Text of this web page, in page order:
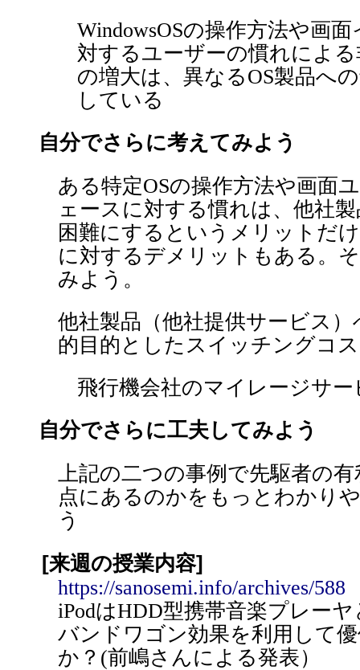
WindowsOSの操作方法や画
対するユーザーの慣れによ
の増大は、異なるOS製品へ
してい
自分でさらに考えてみよう
ある特定OSの操作方法や画面
ェースに対する慣れは、他社
困難にするというメリットだ
に対するデメリットもある。
みよう。
他社製品（他社提供サービス
的目的としたスイッチングコ
飛行機会社のマイレージサー
自分でさらに工夫してみよう
上記の二つの事例で先駆者の
点にあるのかをもっとわかり
う
[来週の授業内容]
https://sanosemi.info/archives/588
iPodはHDD型携帯音楽プレー
バンドワゴン効果を利用して
か？(前嶋さんによる発表）